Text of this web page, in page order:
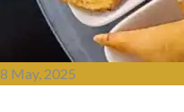
8 May, 2025